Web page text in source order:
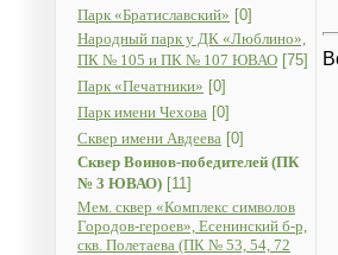
Парк «Братиславский» [0]
Народный парк у ДК «Люблино»,
ПК № 105 и ПК № 107 ЮВАО [75]
Парк «Печатники» [0]
Парк имени Чехова [0]
Сквер имени Авдеева [0]
Сквер Воинов-победителей (ПК
№ 3 ЮВАО) [11]
Мем. сквер «Комплекс символов
Городов-героев», Есенинский б-р,
скв. Полетаева (ПК № 53, 54, 72